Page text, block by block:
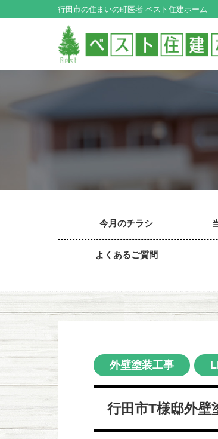
行田市の住まいの町医者 ベスト住建ホーム
今月のチラシ
よくあるご質問
外壁塗装工事
行田市T様邸外壁